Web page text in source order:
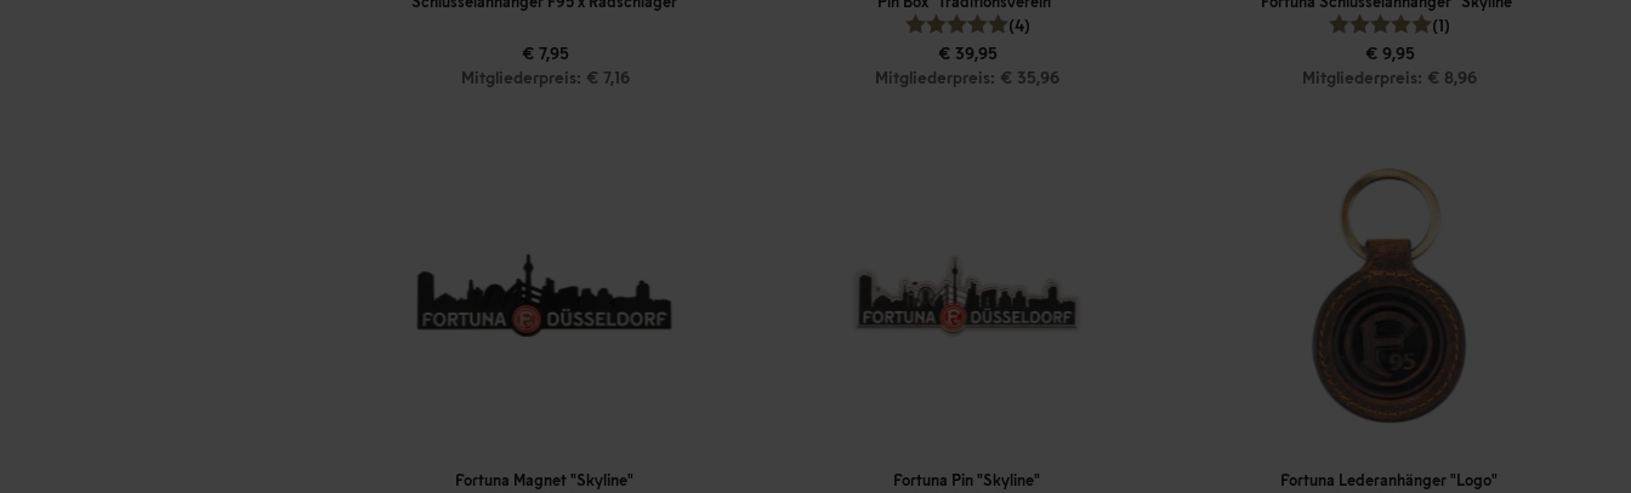
€ 7,95
Mitgliederpreis: € 7,16
(4)
€ 39,95
Mitgliederpreis: € 35,96
(1)
€ 9,95
Mitgliederpreis: € 8,96
Fortuna Magnet "Skyline" Fortuna Pin "Skyline" Fortuna Lederanhänger "Logo"